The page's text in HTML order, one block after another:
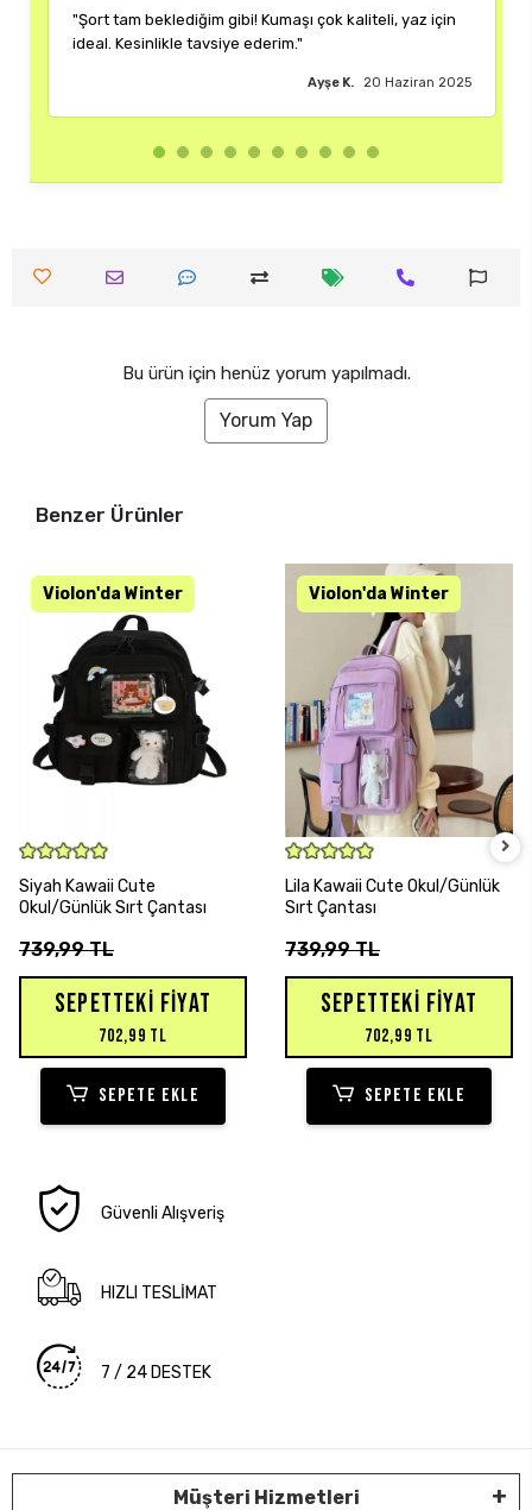
beklediğim gibi! Kumaşı çok kaliteli, yaz için
tavsiye ederim."
20 Haziran 2025
"Rengi ve
Bu ürün için henüz yorum yapılmadı.
Yorum Yap
Benzer Ürünler
Siyah Kawaii Cute
Okul/Günlük Sırt Çantası
739,99 TL
SEPETTEKI FIYAT
702,99 TL
SEPETE EKLE
Lila Kawaii Cute Okul/Günlük
Sırt Çantası
739,99 TL
SEPETTEKI FIYAT
702,99 TL
SEPETE EKLE
Güvenli Alışveriş
HIZLI TESLİMAT
7 / 24 DESTEK
Müşteri Hizmetleri